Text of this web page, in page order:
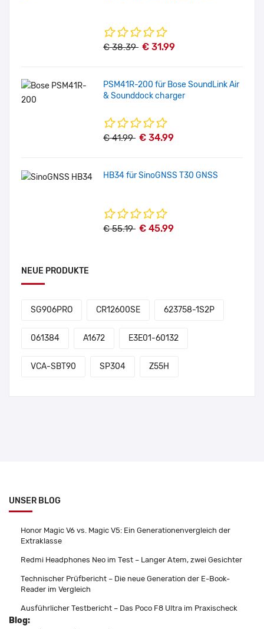
€ 38.39 € 31.99
PSM41R-200 für Bose SoundLink Air
& Sounddock charger
€ 41.99 € 34.99
HB34 für SinoGNSS T30 GNSS
€ 55.19 € 45.99
NEUE PRODUKTE
SG906PRO CR12600SE 623758-1S2P
061384 A1672 E3E01-60132
VCA-SBT90 SP304 Z55H
UNSER BLOG
Honor Magic V6 vs. Magic V5: Ein Generationenvergleich der
Extraklasse
Redmi Headphones Neo im Test – Langer Atem, zwei Gesichter
Technischer Prüfbericht – Die neue Generation der E-Book-
Reader im Vergleich
Ausführlicher Testbericht – Das Poco F8 Ultra im Praxischeck
Blog: